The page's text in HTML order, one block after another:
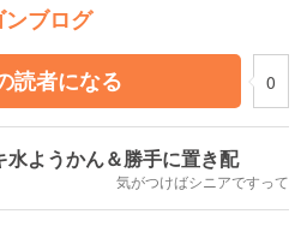
ブログ
読者になる
0
水ようかん＆勝手に置き配
気がつけばシニアですって